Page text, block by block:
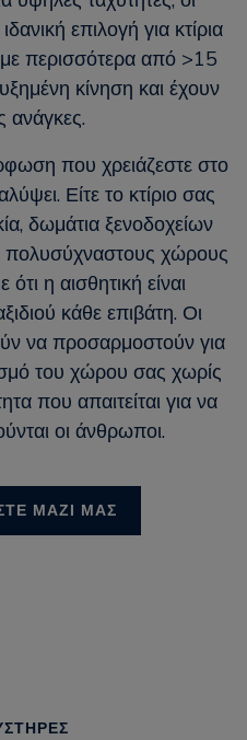
επιλογή για κτίρια
περισσότερα από >15
κίνηση και έχουν
ανάγκες.
που χρειάζεστε στο
Είτε το κτίριο σας
δωμάτια ξενοδοχείων
χώρους
η αισθητική είναι
κάθε επιβάτη. Οι
να προσαρμοστούν για
του χώρου σας χωρίς
που απαιτείται για να
οι άνθρωποι.
ΜΑΖΊ ΜΑΣ